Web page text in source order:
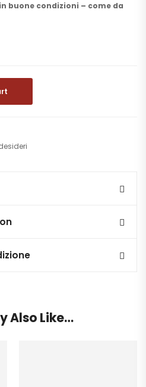
buone condizioni – come da
Also Like…